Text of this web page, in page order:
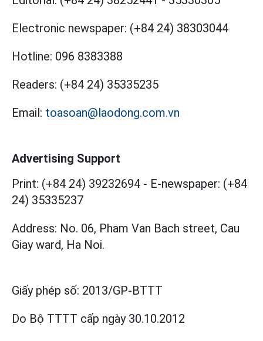
Electronic newspaper: (+84 24) 38303044
Hotline: 096 8383388
Readers: (+84 24) 35335235
Email: toasoan@laodong.com.vn
Advertising Support
Print: (+84 24) 39232694 - E-newspaper: (+84
24) 35335237
Address: No. 06, Pham Van Bach street, Cau
Giay ward, Ha Noi.
Giấy phép số: 2013/GP-BTTT
Do Bộ TTTT cấp ngày 30.10.2012